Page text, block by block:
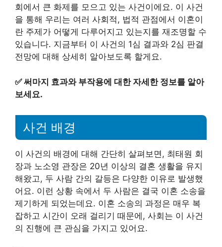
회에서 큰 화제를 모으고 있는 사건이에요. 이 사건
을 통해 우리는 여러 사회적, 법적 관점에서 이혼이
란 주제가 어떻게 다루어지고 있는지를 재조명할 수
있습니다. 지금부터 이 사건의 1심 결과와 2심 판결
전망에 대해 상세히 알아보도록 할게요.
✅써마지 효과와 부작용에 대한 자세한 정보를 알아
보세요.
사건 배경
이 사건의 배경에 대해 간단히 살펴보면, 최태원 회
장과 노소영 관장은 20년 이상의 결혼 생활을 유지
해왔고, 두 사람 간의 갈등은 다양한 이유로 발생했
어요. 이런 상황 속에서 두 사람은 결국 이혼 소송을
제기하게 되었는데요. 이혼 소송의 과정은 매우 복
잡하고 시간이 오래 걸리기 때문에, 사회는 이 사건
의 진행에 큰 관심을 가지고 있어요.